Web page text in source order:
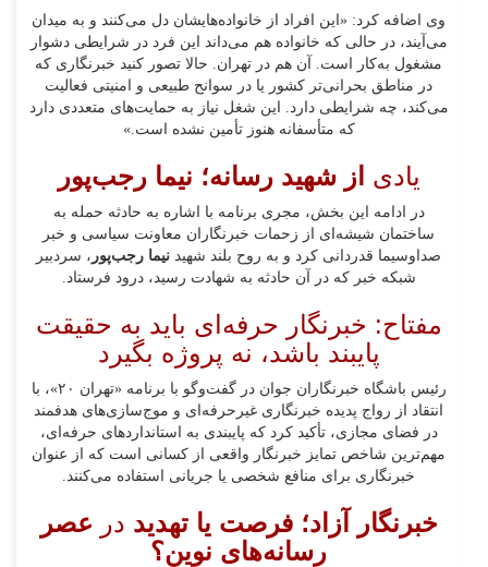
وی اضافه کرد: «این افراد از خانواده‌هایشان دل می‌کنند و به میدان
می‌آیند، در حالی که خانواده هم می‌داند این فرد در شرایطی دشوار
مشغول به‌کار است. آن هم در تهران. حالا تصور کنید خبرنگاری که
در مناطق بحرانی‌تر کشور یا در سوانح طبیعی و امنیتی فعالیت
می‌کند، چه شرایطی دارد. این شغل نیاز به حمایت‌های متعددی دارد
که متأسفانه هنوز تأمین نشده است.»
یادی از شهید رسانه؛ نیما رجب‌پور
در ادامه این بخش، مجری برنامه با اشاره به حادثه حمله به
ساختمان شیشه‌ای از زحمات خبرنگاران معاونت سیاسی و خبر
صداوسیما قدردانی کرد و به روح بلند شهید نیما رجب‌پور ، سردبیر
شبکه خبر که در آن حادثه به شهادت رسید، درود فرستاد.
مفتاح: خبرنگار حرفه‌ای باید به حقیقت
پایبند باشد، نه پروژه‌ بگیرد
رئیس باشگاه خبرنگاران جوان در گفت‌وگو با برنامه «تهران ۲۰»، با
انتقاد از رواج پدیده خبرنگاری غیرحرفه‌ای و موج‌سازی‌های هدفمند
در فضای مجازی، تأکید کرد که پایبندی به استانداردهای حرفه‌ای،
مهم‌ترین شاخص تمایز خبرنگار واقعی از کسانی است که از عنوان
خبرنگاری برای منافع شخصی یا جریانی استفاده می‌کنند.
خبرنگار آزاد؛ فرصت یا تهدید در عصر
رسانه‌های نوین؟